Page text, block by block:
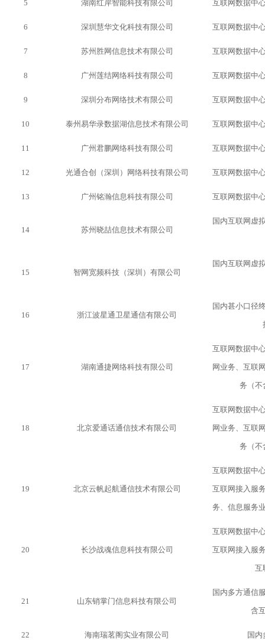
5 湖南红岸智能科技有限公司 互联网数据中
6 深圳慧华文化科技有限公司 互联网数据中
7 苏州胜网信息技术有限公司 互联网数据中
8 广州莲结网络科技有限公司 互联网数据中
9 深圳分布网络技术有限公司 互联网数据中
10 泰州易华录数据湖信息技术有限公司 互联网数据中
11 广州君鹏网络科技有限公司 互联网数据中
12 光通合创（深圳）网络科技有限公司 互联网数据中
13 广州铭瀚信息科技有限公司 互联网数据中
14 苏州晓喆信息技术有限公司
国内互联网虚
15 智网宽频科技（深圳）有限公司
国内互联网虚
16 浙江波星通卫星通信有限公司
国内甚小口径
17 湖南通捷网络科技有限公司
互联网数据中
网业务、互联
务（不
18 北京爱通话通信技术有限公司
互联网数据中
网业务、互联
务（不
19 北京云帆起航通信技术有限公司
互联网数据中
互联网接入服
务、信息服务
20 长沙战魂信息科技有限公司
互联网数据中
互联网接入服
互
21 山东销掌门信息科技有限公司
国内多方通信
含
22 海南瑞茗阁实业有限公司 国